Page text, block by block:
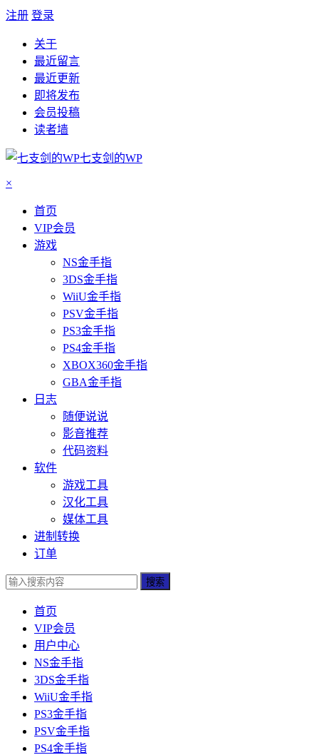
注册 登录
关于
最近留言
最近更新
即将发布
会员投稿
读者墙
七支剑的WP
×
首页
VIP会员
游戏
NS金手指
3DS金手指
WiiU金手指
PSV金手指
PS3金手指
PS4金手指
XBOX360金手指
GBA金手指
日志
随便说说
影音推荐
代码资料
软件
游戏工具
汉化工具
媒体工具
进制转换
订单
搜索
首页
VIP会员
用户中心
NS金手指
3DS金手指
WiiU金手指
PS3金手指
PSV金手指
PS4金手指